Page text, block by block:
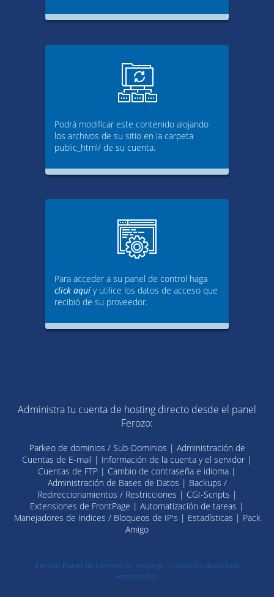
Podrá modificar este contenido alojando
los archivos de su sitio en la carpeta
public_html/ de su cuenta.
Para acceder a su panel de control haga
click aquíy utilice los datos de acceso que
recibió de su proveedor.
Administra tu cuenta de hosting directo desde el panel
Ferozo:
Parkeo de dominios / Sub-Dominios | Administración de
Cuentas de E-mail | Información de la cuenta y el servidor |
Cuentas de FTP | Cambio de contraseña e idioma |
Administración de Bases de Datos | Backups /
Redireccionamientos / Restricciones | CGI-Scripts |
Extensiones de FrontPage | Automatización de tareas |
Manejadores de Indices / Bloqueos de IP's | Estadísticas | Pack
Amigo
Ferozo Panel de Control de Hosting - Todos los derechos
Reservados